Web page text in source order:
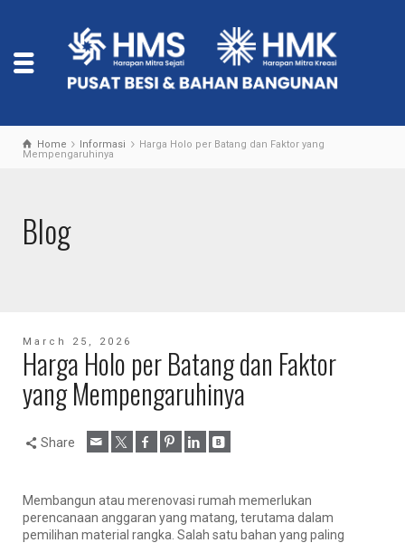
Home Informasi
Harga Holo per Batang dan Faktor yang
Mempengaruhinya
Blog
March 25, 2026
Harga Holo per Batang dan Faktor
yang Mempengaruhinya
Share
Membangun atau merenovasi rumah memerlukan
perencanaan anggaran yang matang, terutama dalam
pemilihan material rangka. Salah satu bahan yang paling